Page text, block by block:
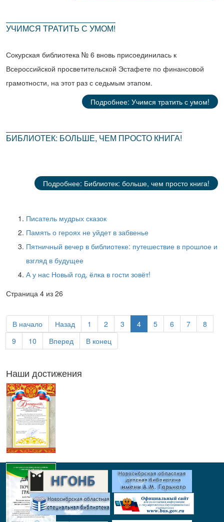
УЧИМСЯ ТРАТИТЬ С УМОМ!
Сокурская библиотека № 6 вновь присоединилась к
Всероссийской просветительской Эстафете по финансовой
грамотности, на этот раз с седьмым этапом.
Подробнее: Учимся тратить с умом!
БИБЛИОТЕК: БОЛЬШЕ, ЧЕМ ПРОСТО КНИГА!
Подробнее: Библиотек: больше, чем просто книга!
Писатель мудрых сказок
Память о героях не уйдет в забвенье
Пятничный вечер в библиотеке: путешествие в прошлое и
взгляд в будущее
А у нас Новый год, ёлка в гости зовёт!
Страница 4 из 26
В начало Назад 1 2 3 4 5 6 7
8
9
10 Вперед В конец
Наши достижения